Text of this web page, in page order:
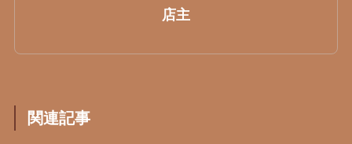
店主
関連記事